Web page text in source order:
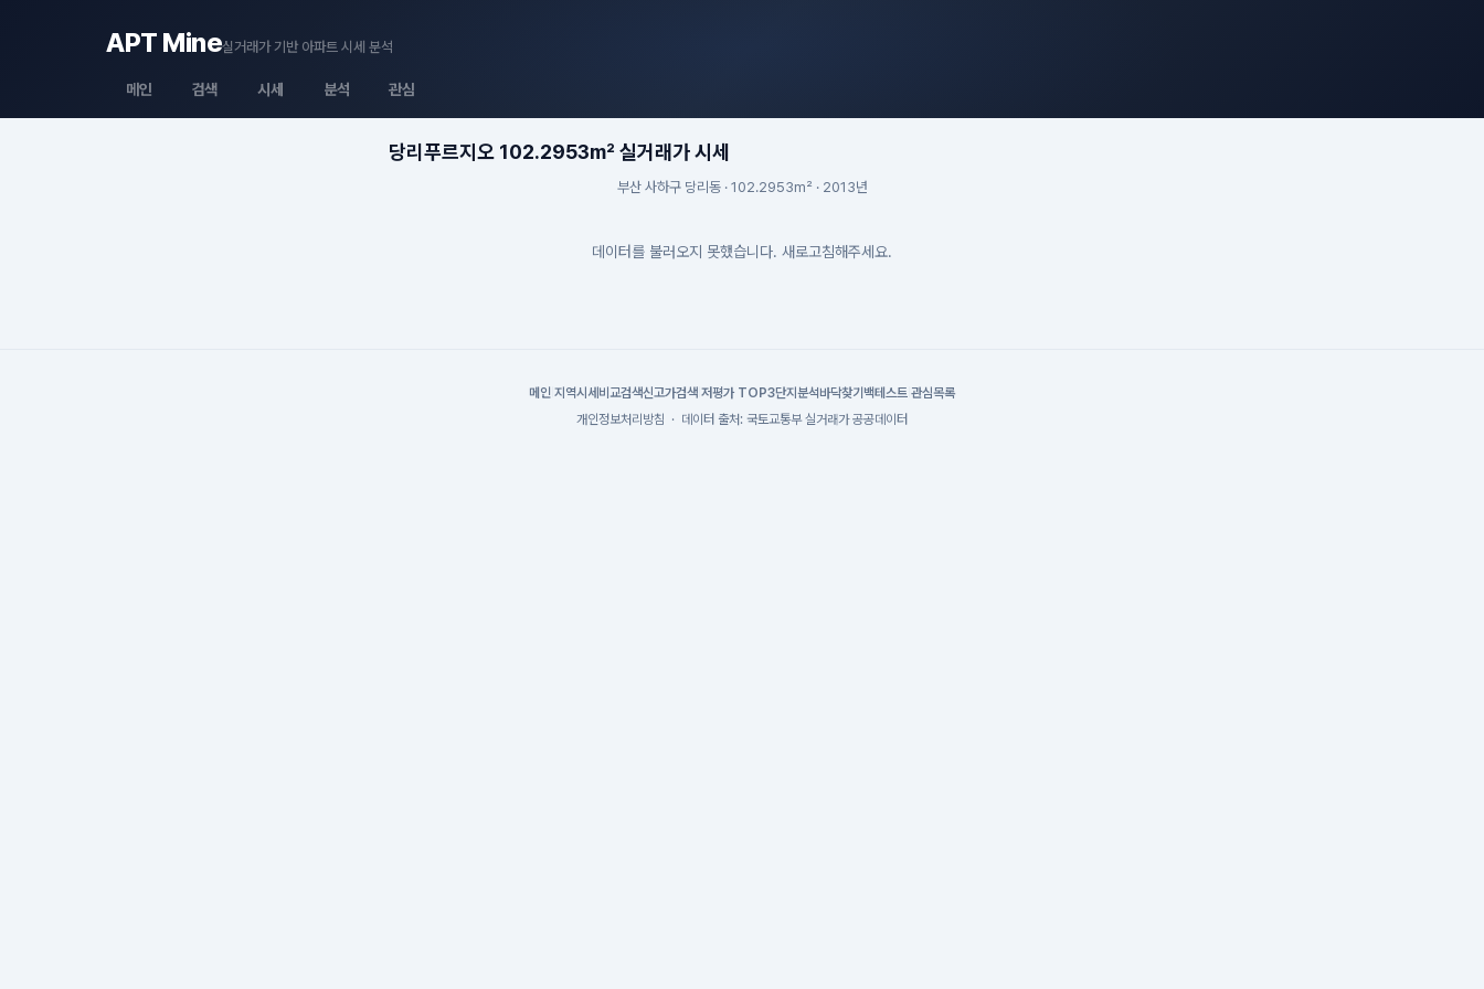
APT Mine실거래가 기반 아파트 시세 분석
메인 검색 시세 분석 관심
당리푸르지오 102.2953m² 실거래가 시세
부산 사하구 당리동 · 102.2953m² · 2013년
데이터를 불러오지 못했습니다. 새로고침해주세요.
메인 지역시세 비교검색신고가검색 저평가 TOP3단지분석 바닥찾기 백테스트 관심목록
개인정보처리방침 · 데이터 출처: 국토교통부 실거래가 공공데이터